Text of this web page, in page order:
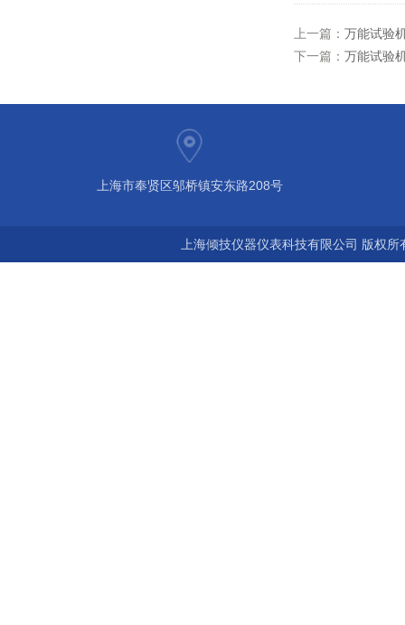
上一篇： 万能试验
下一篇： 万能试验
上海市奉贤区邬桥镇安东路208号
上海倾技仪器仪表科技有限公司 版权